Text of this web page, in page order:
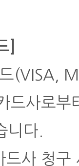
]
(VISA,
사로부
니다.
사 청구